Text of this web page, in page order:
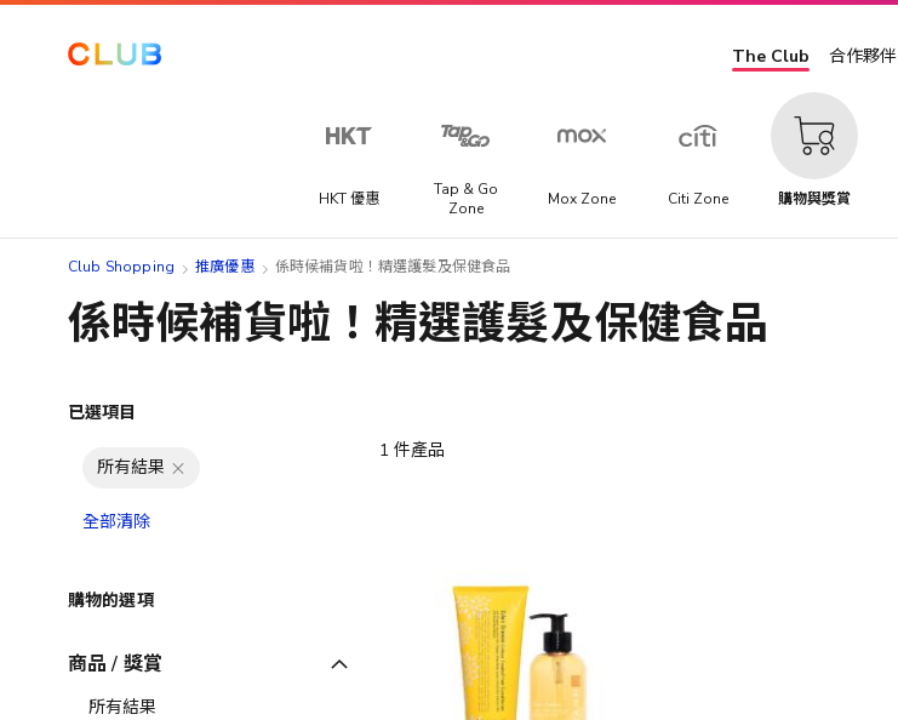
The Club 合作夥伴
HKT 優惠
Tap & Go
Zone
Mox Zone Citi Zone 購物與獎賞
Club Shopping 推廣優惠 係時候補貨啦！精選護髮及保健食品
係時候補貨啦！精選護髮及保健食品
1 件產品
已選項目
所有結果
全部清除
購物的選項
商品 / 獎賞
所有結果